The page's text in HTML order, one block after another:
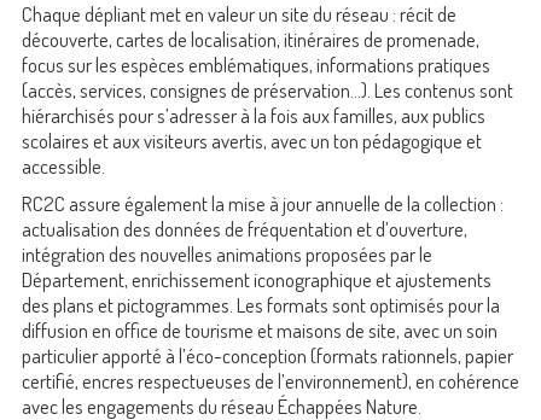
Chaque dépliant met en valeur un site du réseau : récit de
découverte, cartes de localisation, itinéraires de promenade,
focus sur les espèces emblématiques, informations pratiques
(accès, services, consignes de préservation…). Les contenus sont
hiérarchisés pour s’adresser à la fois aux familles, aux publics
scolaires et aux visiteurs avertis, avec un ton pédagogique et
accessible.
RC2C assure également la mise à jour annuelle de la collection :
actualisation des données de fréquentation et d’ouverture,
intégration des nouvelles animations proposées par le
Département, enrichissement iconographique et ajustements
des plans et pictogrammes. Les formats sont optimisés pour la
diffusion en office de tourisme et maisons de site, avec un soin
particulier apporté à l’éco-conception (formats rationnels, papier
certifié, encres respectueuses de l’environnement), en cohérence
avec les engagements du réseau Échappées Nature.